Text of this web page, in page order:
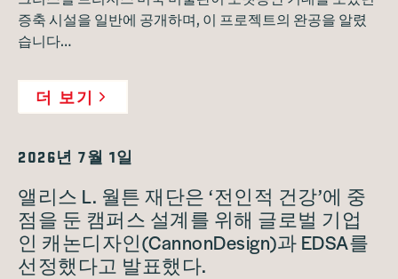
증축 시설을 일반에 공개하며, 이 프로젝트의 완공을 알렸
습니다…
더 보기
2026년 7월 1일
앨리스 L. 월튼 재단은 ‘전인적 건강’에 중
점을 둔 캠퍼스 설계를 위해 글로벌 기업
인 캐논디자인(CannonDesign)과 EDSA를
선정했다고 발표했다.